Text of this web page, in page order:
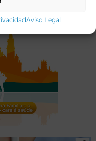
Aviso Legal